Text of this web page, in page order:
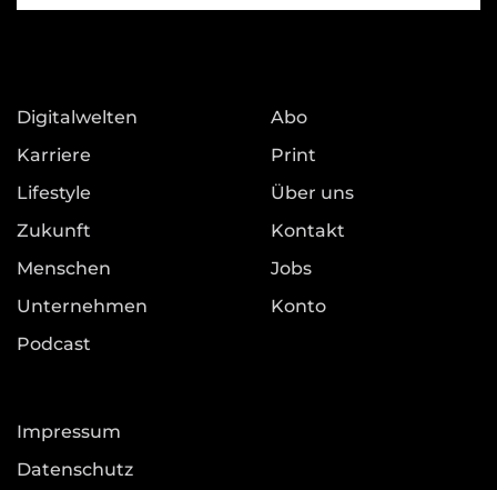
Digitalwelten
Karriere
Lifestyle
Zukunft
Menschen
Unternehmen
Podcast
Abo
Print
Über uns
Kontakt
Jobs
Konto
Impressum
Datenschutz